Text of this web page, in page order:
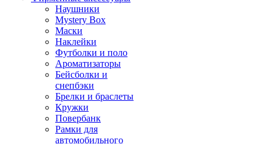
Наушники
Mystery Box
Маски
Наклейки
Футболки и поло
Ароматизаторы
Бейсболки и
снепбэки
Брелки и браслеты
Кружки
Повербанк
Рамки для
автомобильного